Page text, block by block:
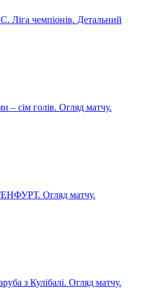
чемпіонів. Детальний
сім голів. Огляд матчу.
Огляд матчу.
з Кулібалі. Огляд матчу.